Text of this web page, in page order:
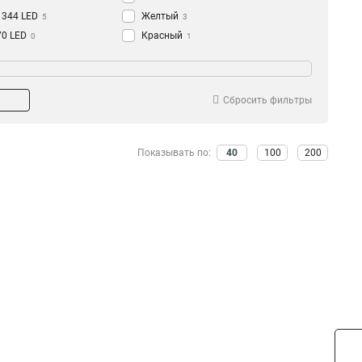
LED 5
LED 0
LED 1
320 LED
LED
Желтый 3
Красный 1
Оранжевый 1
Сбросить фильтры
Показывать по: 40 100 200